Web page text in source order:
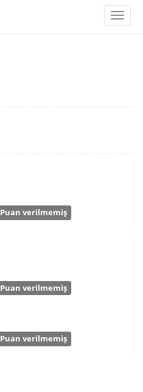
Toggle
Puan verilmemiş
Puan verilmemiş
Puan verilmemiş